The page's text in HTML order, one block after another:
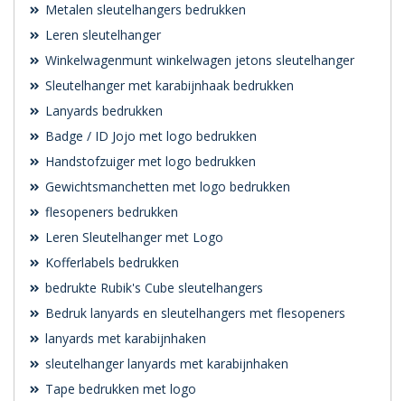
Metalen sleutelhangers bedrukken
Leren sleutelhanger
Winkelwagenmunt winkelwagen jetons sleutelhanger
Sleutelhanger met karabijnhaak bedrukken
Lanyards bedrukken
Badge / ID Jojo met logo bedrukken
Handstofzuiger met logo bedrukken
Gewichtsmanchetten met logo bedrukken
flesopeners bedrukken
Leren Sleutelhanger met Logo
Kofferlabels bedrukken
bedrukte Rubik's Cube sleutelhangers
Bedruk lanyards en sleutelhangers met flesopeners
lanyards met karabijnhaken
sleutelhanger lanyards met karabijnhaken
Tape bedrukken met logo